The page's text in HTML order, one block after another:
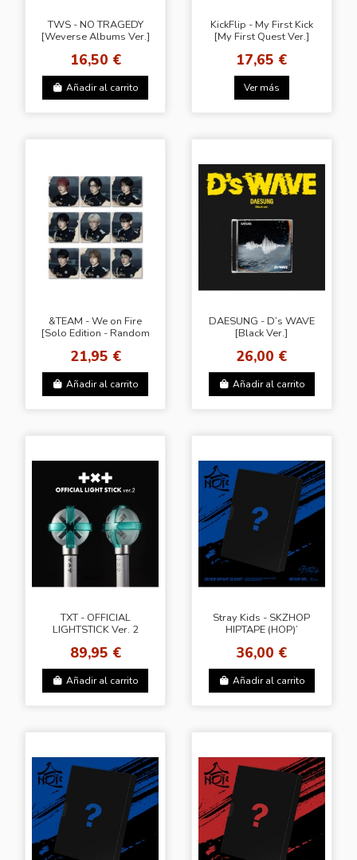
TWS - NO TRAGEDY
[Weverse Albums Ver.]
16,50 €
Añadir al carrito
KickFlip - My First Kick
[My First Quest Ver.]
17,65 €
Ver más
&TEAM - We on Fire
[Solo Edition - Random
21,95 €
Añadir al carrito
DAESUNG - D’s WAVE
[Black Ver.]
26,00 €
Añadir al carrito
TXT - OFFICIAL
LIGHTSTICK Ver. 2
89,95 €
Añadir al carrito
Stray Kids - SKZHOP
HIPTAPE (HOP)’
Random Photocard
(JYP)
36,00 €
Añadir al carrito